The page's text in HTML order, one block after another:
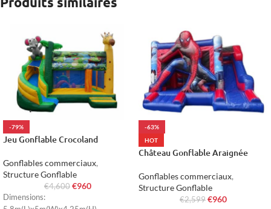
-79%
Jeu Gonflable Crocoland
Gonflables commerciaux,
Structure Gonflable
€4,600 €960
Dimensions:
-63%
HOT
Château Gonflable Araignée
Gonflables commerciaux,
Structure Gonflable
€2,599 €960